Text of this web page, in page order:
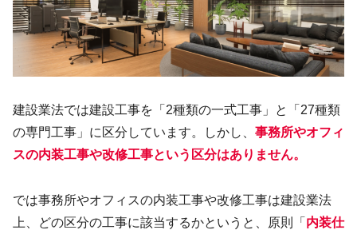
建設業法では建設工事を「2種類の一式工事」と「27種類
の専門工事」に区分しています。しかし、 事務所やオフィ
スの内装工事や改修工事という区分はありません。
では事務所やオフィスの内装工事や改修工事は建設業法
上、どの区分の工事に該当するかというと、原則「 内装仕